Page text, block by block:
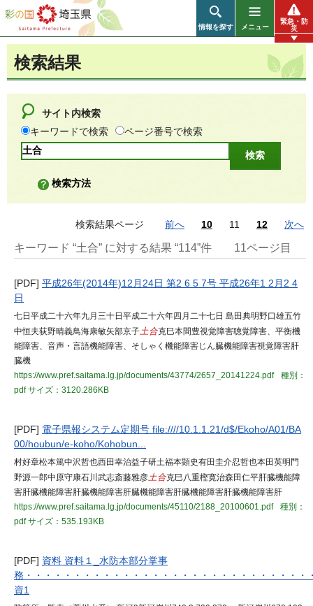
彩の国 埼玉県
情報を探す メニュー
緊急・防
災
検索結果
サイト内検索
キーワードで検索
ページ番号で検索
検索方法
検索結果ページ 前へ 10 11 12 次へ
キーワード “土合” に対する結果 “114”件 11ページ目
[PDF] 平成26年(2014年)12月24日 第2 6 5 7号 平成26年1 2月2 4
日
七日平成二十六年九月三十日平成二十六年四月二十七日 島田典明野口雄五竹
中恒夫荻野晴義鳥海康敏矢部京子土合克巳本間豊視覚障害聴覚障害、平衡機
能障害、音声・言語機能障害、そしゃく機能障害じん臓機能障害視覚障害肝
臓機
https://www.pref.saitama.lg.jp/documents/43774/2657_20141224.pdf
種別：
pdfサイズ：3120.286KB
[PDF] 電子県報システム定期号 file:////10.1.1.21/d$/Ekoho/A01/BA
00/houbun/e-koho/Kohobun...
村好章松本篤中沢哲也西田幸治益子研土福本顕史有田圭介忍哲也本田英明門
野源一郎中原守康石川武志斎藤雅彦土合克巳八重樫寛治森田仁平肝臓機能障
害肝臓機能障害肝臓機能障害肝臓機能障害肝臓機能障害肝臓機能障害肝
https://www.pref.saitama.lg.jp/documents/45110/2188_20100601.pdf
種別：
pdfサイズ：535.193KB
[PDF] 資料 資料１_水防本部分掌事
務・・・・・・・・・・・・・・・・・・・・・・・・・・・・・
資1